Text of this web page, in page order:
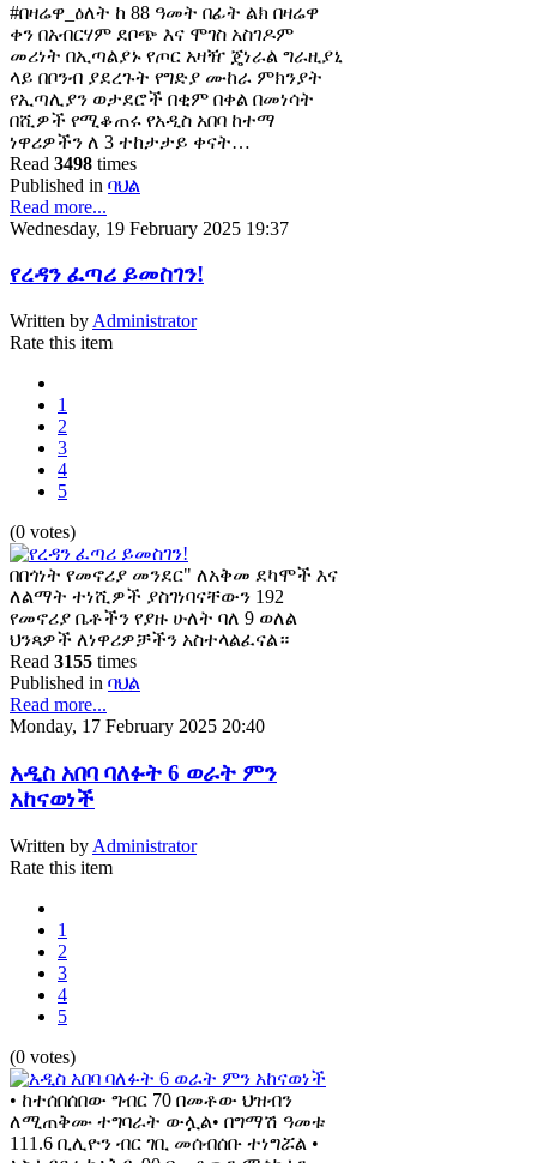
#በዛሬዋ_ዕለት ከ 88 ዓመት በፊት ልክ በዛሬዋ
ቀን በአብርሃም ደቦጭ እና ሞገስ አስገዶም
መሪነት በኢጣልያኑ የጦር አዛዥ ጄነራል ግራዚያኒ
ላይ በቦንብ ያደረጉት የግድያ ሙከራ ምክንያት
የኢጣሊያን ወታደሮች በቂም በቀል በመነሳት
በሺዎች የሚቆጠሩ የአዲስ አበባ ከተማ
ነዋሪዎችን ለ 3 ተከታታይ ቀናት…
Read 3498 times
Published in ባህል
Read more...
Wednesday, 19 February 2025 19:37
የረዳን ፈጣሪ ይመስገን!
Written by Administrator
Rate this item
1
2
3
4
5
(0 votes)
በበጎነት የመኖሪያ መንደር" ለአቅመ ደካሞች እና
ለልማት ተነሺዎች ያስገነባናቸውን 192
የመኖሪያ ቤቶችን የያዙ ሁለት ባለ 9 ወለል
ህንጻዎች ለነዋሪዎቻችን አስተላልፈናል።
Read 3155 times
Published in ባህል
Read more...
Monday, 17 February 2025 20:40
አዲስ አበባ ባለፉት 6 ወራት ምን
አከናወነች
Written by Administrator
Rate this item
1
2
3
4
5
(0 votes)
• ከተሰበሰበው ግብር 70 በመቶው ህዝብን
ለሚጠቅሙ ተግባራት ውሏል• በግማሽ ዓመቱ
111.6 ቢሊዮን ብር ገቢ መሰብሰቡ ተነግሯል •